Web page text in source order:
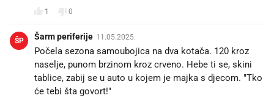
1 0
ŠP Šarm periferije 11.05.2025.
Počela sezona samoubojica na dva kotača. 120 kroz
naselje, punom brzinom kroz crveno. Hebe ti se, skini
tablice, zabij se u auto u kojem je majka s djecom. "Tko
će tebi šta govort!"